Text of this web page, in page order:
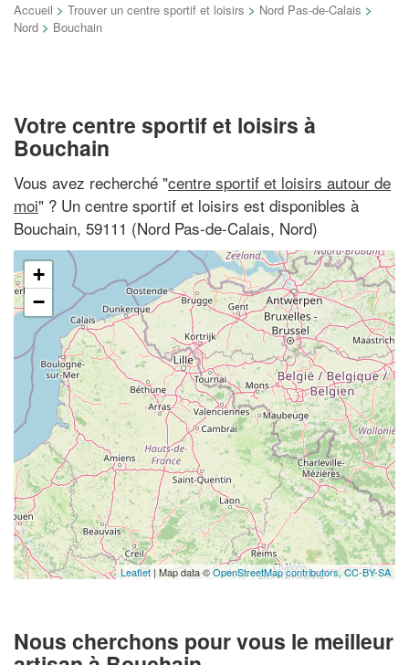
Accueil > Trouver un centre sportif et loisirs > Nord Pas-de-Calais >
Nord > Bouchain
Votre centre sportif et loisirs à
Bouchain
Vous avez recherché "centre sportif et loisirs autour de
moi" ? Un centre sportif et loisirs est disponibles à
Bouchain, 59111 (Nord Pas-de-Calais, Nord)
+
−
Leaflet| Map data ©OpenStreetMap contributors,CC-BY-SA
Nous cherchons pour vous le meilleur